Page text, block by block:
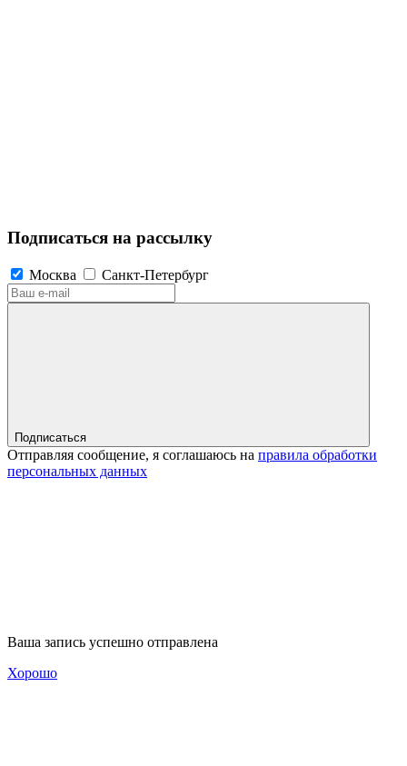
Подписаться на рассылку
Москва Санкт-Петербург
Подписаться
Отправляя сообщение, я соглашаюсь на правила обработки
персональных данных
Ваша запись успешно отправлена
Хорошо